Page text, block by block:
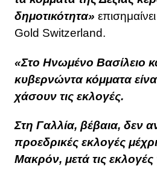
δημοτικότητα»
Gold Switzerland.
«Στο Ηνωμένο Βασίλειο
κυβερνώντα κόμματα
χάσουν τις εκλογές.
Στη Γαλλία, βέβαια, δεν
προεδρικές εκλογές
Μακρόν, μετά τις εκλογές